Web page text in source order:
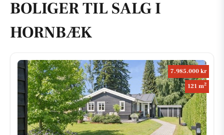
BOLIGER TIL SALG I
HORNBÆK
7.985.000 kr
121 m2